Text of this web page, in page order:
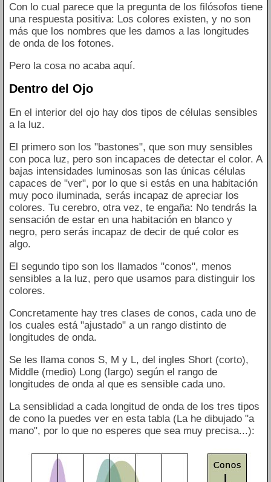
Con lo cual parece que la pregunta de los filósofos tiene
una respuesta positiva: Los colores existen, y no son
más que los nombres que les damos a las longitudes
de onda de los fotones.
Pero la cosa no acaba aquí.
Dentro del Ojo
En el interior del ojo hay dos tipos de células sensibles
a la luz.
El primero son los "bastones", que son muy sensibles
con poca luz, pero son incapaces de detectar el color. A
bajas intensidades luminosas son las únicas células
capaces de "ver", por lo que si estás en una habitación
muy poco iluminada, serás incapaz de apreciar los
colores. Tu cerebro, otra vez, te engaña: No tendrás la
sensación de estar en una habitación en blanco y
negro, pero serás incapaz de decir de qué color es
algo.
El segundo tipo son los llamados "conos", menos
sensibles a la luz, pero que usamos para distinguir los
colores.
Concretamente hay tres clases de conos, cada uno de
los cuales está "ajustado" a un rango distinto de
longitudes de onda.
Se les llama conos S, M y L, del ingles Short (corto),
Middle (medio) Long (largo) según el rango de
longitudes de onda al que es sensible cada uno.
La sensiblidad a cada longitud de onda de los tres tipos
de cono la puedes ver en esta tabla (La he dibujado "a
mano", por lo que no esperes que sea muy precisa...):